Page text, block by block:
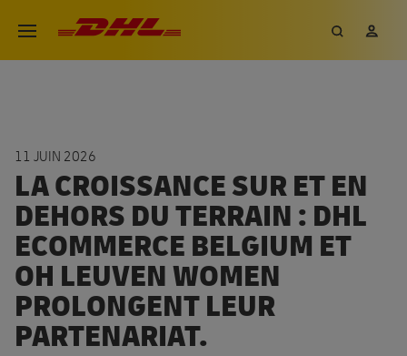
Ouvrir le menu
DHL eCommerce, aller à la
11 JUIN 2026
LA CROISSANCE SUR ET EN
DEHORS DU TERRAIN : DHL
ECOMMERCE BELGIUM ET
OH LEUVEN WOMEN
PROLONGENT LEUR
PARTENARIAT.